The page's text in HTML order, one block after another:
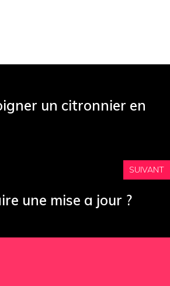
un citronnier en
SUIVANT
une mise a jour ?